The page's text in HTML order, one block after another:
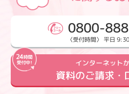
0800-
〈受付時間〉 平日
インターネット
資料のご請求・